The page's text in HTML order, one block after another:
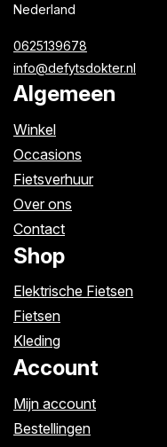
Nederland
0625139678
info@defytsdokter.nl
Algemeen
Winkel
Occasions
Fietsverhuur
Over ons
Contact
Shop
Elektrische Fietsen
Fietsen
Kleding
Account
Mijn account
Bestellingen